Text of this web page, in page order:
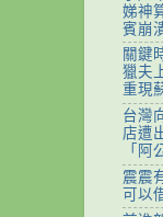
娣神
賓崩
關鍵
獵夫
重現
台灣
店遭
「阿
震震
可以